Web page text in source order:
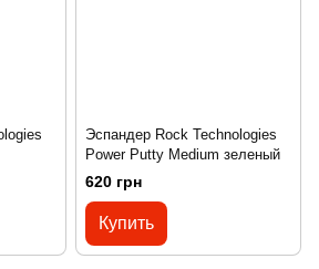
Эспандер Rock Technologies
Power Putty Medium зеленый
620 грн
Купить